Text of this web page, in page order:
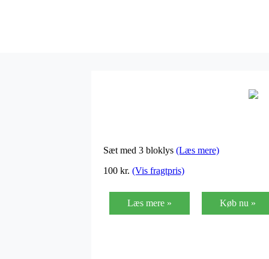
Sæt med 3 bloklys (Læs mere)
100 kr. (Vis fragtpris)
Læs mere » Køb nu »